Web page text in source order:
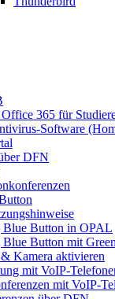
365 für
Software
DFN
Blue Button in OPAL
Button mit
Kamera aktivieren
mit VoIP-
mit VoIP-